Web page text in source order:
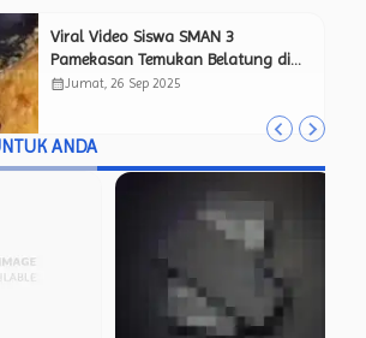
Viral Video Siswa SMAN 3
Pamekasan Temukan Belatung di
Menu Makan Bergizi Gratis, Netizen
calendar_monthJumat, 26 Sep 2025
ANDA